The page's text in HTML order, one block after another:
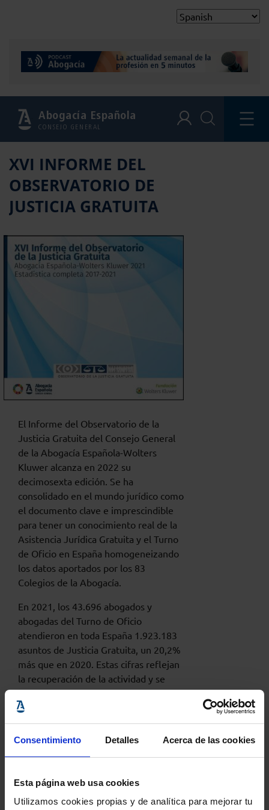
Consentimiento Detalles Acerca de las cookies
Esta página web usa cookies
Utilizamos cookies propias y de analítica para mejorar tu
Abogacía Española
CONSEJO GENERAL
XVI INFORME DEL
OBSERVATORIO DE
JUSTICIA GRATUITA
El Informe del Observatorio de la
Justicia Gratuita del Consejo General
de la Abogacía Española-Wolters
Kluwer alcanza en 2022 su
decimosexta edición. Se ha
consolidado en el mundo jurídico como
el documento clave e imprescindible
para tener un conocimiento real de la
Asistencia Jurídica Gratuita y el Turno
de Oficio en España homogeneizando
los datos aportados por los 83
Colegios de la Abogacía.
En 2021, los 43.696 abogados y
abogadas del Turno de Oficio
atendieron en toda España 1.923.183
asuntos de Justicia Gratuita, un 20,2%
más que en 2020. Estas cifras reflejan
la recuperación de la actividad y se
acercan ya a las registradas antes de la
pandemia (en 2019 se atendieron
1.996.669 asuntos).
Ver el informe